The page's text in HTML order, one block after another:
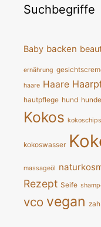
Suchbegriffe
Baby backen
ernährung
haare Haare
hautpflege hund hunde
Kokos kokoschips
kokoswasser
massageöl
Rezept Seife
vco vegan